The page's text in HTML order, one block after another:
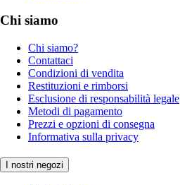
Chi siamo
Chi siamo?
Contattaci
Condizioni di vendita
Restituzioni e rimborsi
Esclusione di responsabilità legale
Metodi di pagamento
Prezzi e opzioni di consegna
Informativa sulla privacy
I nostri negozi